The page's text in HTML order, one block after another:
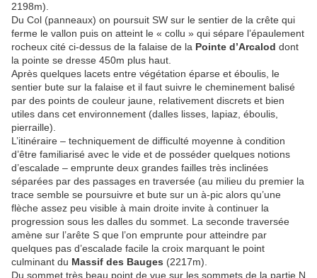
2198m).
Du Col (panneaux) on poursuit SW sur le sentier de la crête qui
ferme le vallon puis on atteint le « collu » qui sépare l’épaulement
rocheux cité ci-dessus de la falaise de la Pointe d’Arcalod dont
la pointe se dresse 450m plus haut.
Après quelques lacets entre végétation éparse et éboulis, le
sentier bute sur la falaise et il faut suivre le cheminement balisé
par des points de couleur jaune, relativement discrets et bien
utiles dans cet environnement (dalles lisses, lapiaz, éboulis,
pierraille).
L’itinéraire – techniquement de difficulté moyenne à condition
d’être familiarisé avec le vide et de posséder quelques notions
d’escalade – emprunte deux grandes failles très inclinées
séparées par des passages en traversée (au milieu du premier la
trace semble se poursuivre et bute sur un à-pic alors qu’une
flèche assez peu visible à main droite invite à continuer la
progression sous les dalles du sommet. La seconde traversée
amène sur l’arête S que l’on emprunte pour atteindre par
quelques pas d’escalade facile la croix marquant le point
culminant du Massif des Bauges (2217m).
Du sommet très beau point de vue sur les sommets de la partie N